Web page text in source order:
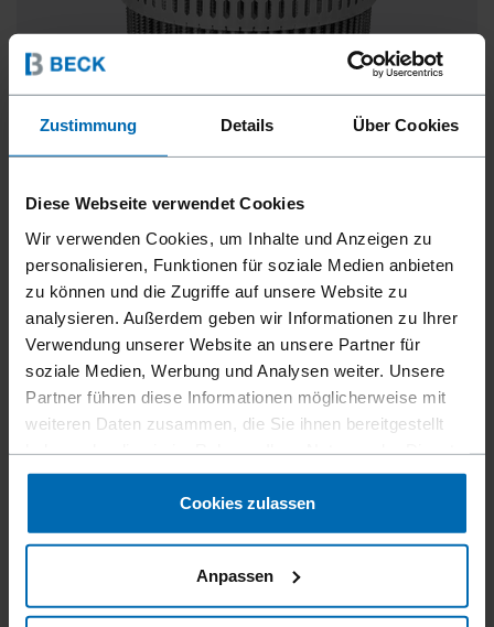
Zustimmung Details Über Cookies
Diese Webseite verwendet Cookies
Wir verwenden Cookies, um Inhalte und Anzeigen zu
personalisieren, Funktionen für soziale Medien anbieten
zu können und die Zugriffe auf unsere Website zu
analysieren. Außerdem geben wir Informationen zu Ihrer
Verwendung unserer Website an unsere Partner für
soziale Medien, Werbung und Analysen weiter. Unsere
Partner führen diese Informationen möglicherweise mit
weiteren Daten zusammen, die Sie ihnen bereitgestellt
gesammelt haben.
Cookies zulassen
Anpassen
SCRAIL® COIL IM PLASTIKBAND
0°, 25 - 90 mm